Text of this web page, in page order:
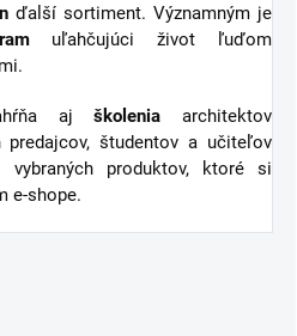
ďalší sortiment. Významným je
uľahčujúci život ľuďom
ajškolenia architektov
predajcov, študentov a učiteľov
vybraných produktov, ktoré si
e-shope.